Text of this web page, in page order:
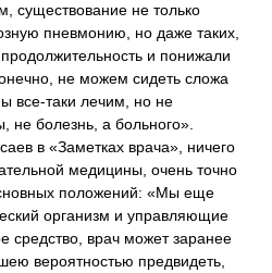
существование не только
пневмонию, но даже таких,
и понижали
не можем сидеть сложа
все-таки лечим, но не
болезнь, а больного».
в «Заметках врача», ничего
медицины, очень точно
положений: «Мы еще
организм и управляющие
средство, врач может заранее
вероятностью предвидеть,